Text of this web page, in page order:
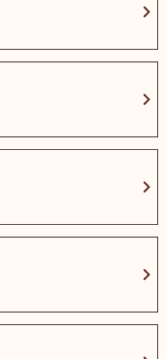
chevron_right
chevron_right
chevron_right
chevron_right